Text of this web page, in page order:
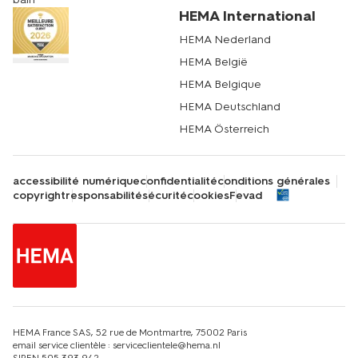
quand on mange tout seul. Dans la chambre à coucher
aussi pour une atmosphère romantique et intime. Même
autour de la baignoire dans la salle de bain. Venez vite
découvrir toute la gamme de bougies chez HEMA et
HEMA International
HEMA Nederland
HEMA België
HEMA Belgique
HEMA Deutschland
HEMA Österreich
accessibilité numériqueconfidentialitéconditions générales
copyrightresponsabilitésécuritécookiesFevad
HEMA France SAS, 52 rue de Montmartre, 75002 Paris
email service clientèle : serviceclientele@hema.nl